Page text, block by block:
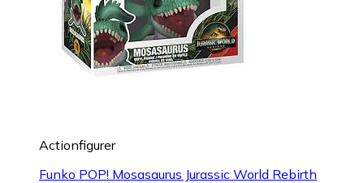
Actionfigurer
Funko POP! Mosasaurus Jurassic World Rebirth